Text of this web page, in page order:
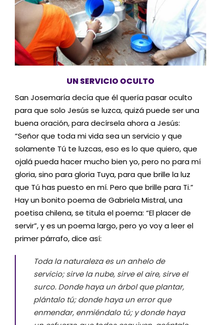
UN SERVICIO OCULTO
San Josemaría decía que él quería pasar oculto
para que solo Jesús se luzca, quizá puede ser una
buena oración, para decírsela ahora a Jesús:
“Señor que toda mi vida sea un servicio y que
solamente Tú te luzcas, eso es lo que quiero, que
ojalá pueda hacer mucho bien yo, pero no para mí
gloria, sino para gloria Tuya, para que brille la luz
que Tú has puesto en mí. Pero que brille para Ti.”
Hay un bonito poema de Gabriela Mistral, una
poetisa chilena, se titula el poema: “El placer de
servir”, y es un poema largo, pero yo voy a leer el
primer párrafo, dice así:
Toda la naturaleza es un anhelo de
servicio; sirve la nube, sirve el aire, sirve el
surco. Donde haya un árbol que plantar,
plántalo tú; donde haya un error que
enmendar, enmiéndalo tú; y donde haya